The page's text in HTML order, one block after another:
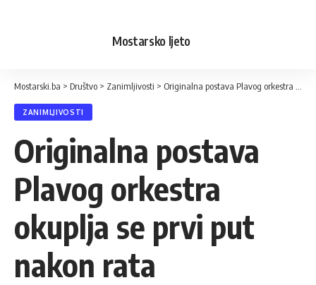
Mostarsko ljeto
Mostarski.ba > Društvo > Zanimljivosti > Originalna postava Plavog orkestra okuplja se prvi put nakon rata
ZANIMLJIVOSTI
Originalna postava
Plavog orkestra
okuplja se prvi put
nakon rata